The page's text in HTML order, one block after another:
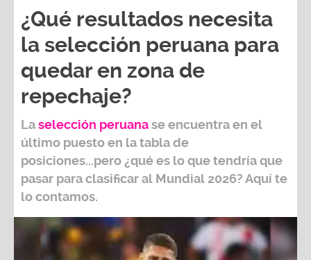
¿Qué resultados necesita
la selección peruana para
quedar en zona de
repechaje?
selección peruana
último puesto en la tabla de
posiciones...pero ¿qué es lo que tendría que
pasar para clasificar alMundial 2026?Aquí te
lo contamos.